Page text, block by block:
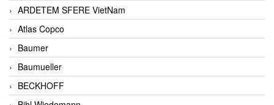
ARDETEM SFERE VietNam
Atlas Copco
Baumer
Baumueller
BECKHOFF